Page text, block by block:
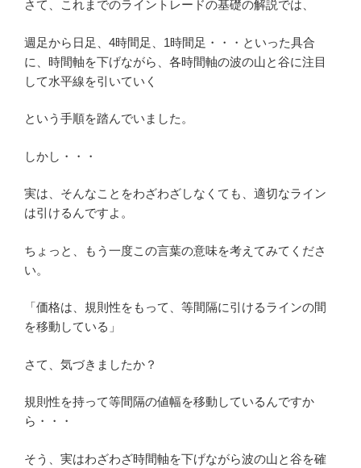
さて、これまでのライントレードの基礎の解説では、
週足から日足、4時間足、1時間足・・・といった具合
に、時間軸を下げながら、各時間軸の波の山と谷に注目
して水平線を引いていく
という手順を踏んでいました。
しかし・・・
実は、そんなことをわざわざしなくても、適切なライン
は引けるんですよ。
ちょっと、もう一度この言葉の意味を考えてみてくださ
い。
「価格は、規則性をもって、等間隔に引けるラインの間
を移動している」
さて、気づきましたか？
規則性を持って等間隔の値幅を移動しているんですか
ら・・・
そう、実はわざわざ時間軸を下げながら波の山と谷を確